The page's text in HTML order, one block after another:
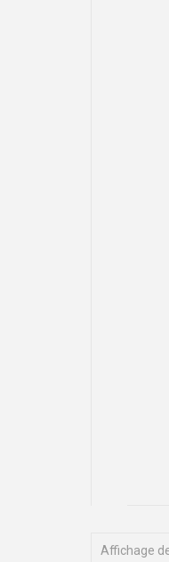
Affichage